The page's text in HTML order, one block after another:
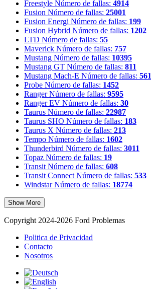
Freestyle Número de fallas: 4914
Fusion Número de fallas: 25001
Fusion Energi Número de fallas: 199
Fusion Hybrid Número de fallas: 1202
LTD Número de fallas: 55
Maverick Número de fallas: 757
Mustang Número de fallas: 10395
Mustang GT Número de fallas: 811
Mustang Mach-E Número de fallas: 561
Probe Número de fallas: 1452
Ranger Número de fallas: 9595
Ranger EV Número de fallas: 30
Taurus Número de fallas: 22987
Taurus SHO Número de fallas: 183
Taurus X Número de fallas: 213
Tempo Número de fallas: 1602
Thunderbird Número de fallas: 3011
Topaz Número de fallas: 19
Transit Número de fallas: 608
Transit Connect Número de fallas: 533
Windstar Número de fallas: 18774
Show More
Copyright 2024-2026 Ford Problemas
Politica de Privacidad
Contacto
Nosotros